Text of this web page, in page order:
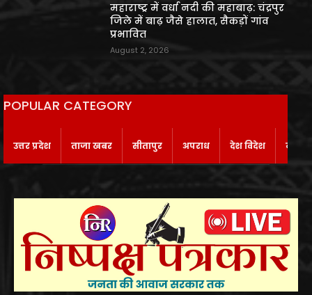
महाराष्ट्र में वर्धा नदी की महाबाढ़: चंद्रपुर
जिले में बाढ़ जैसे हालात, सैकड़ों गांव
प्रभावित
August 2, 2026
POPULAR CATEGORY
उत्तर प्रदेश ताजा खबर सीतापुर अपराध देश विदेश